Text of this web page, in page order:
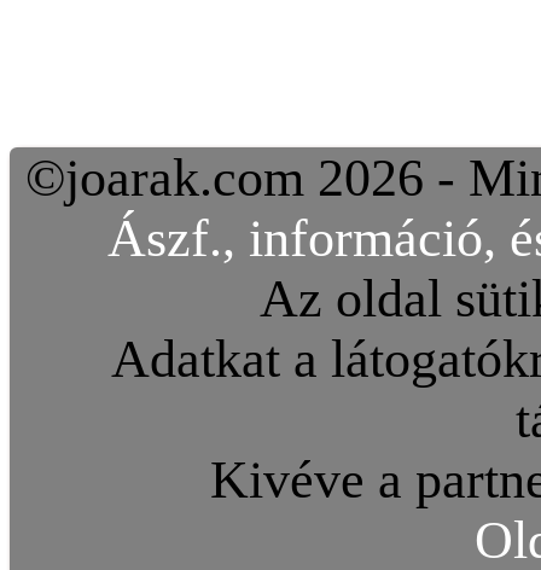
©joarak.com 2026 -
Ászf., információ,
Az oldal
Adatkat a
Kivéve a